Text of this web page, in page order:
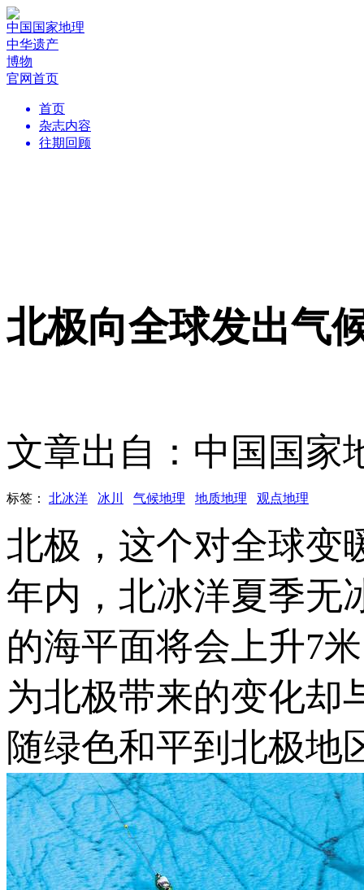
中国国家地理
中华遗产
博物
官网首页
首页
杂志内容
往期回顾
北极向全球发出气
文章出自：中国国家
标签： 北冰洋 冰川 气候地理 地质地理 观点地理
北极，这个对全球变
年内，北冰洋夏季无
的海平面将会上升7
为北极带来的变化却
随绿色和平到北极地